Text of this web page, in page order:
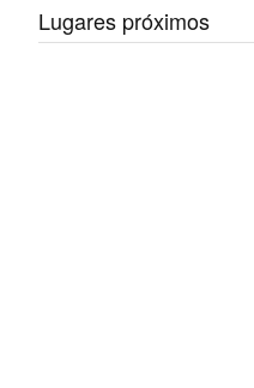
Lugares próximos